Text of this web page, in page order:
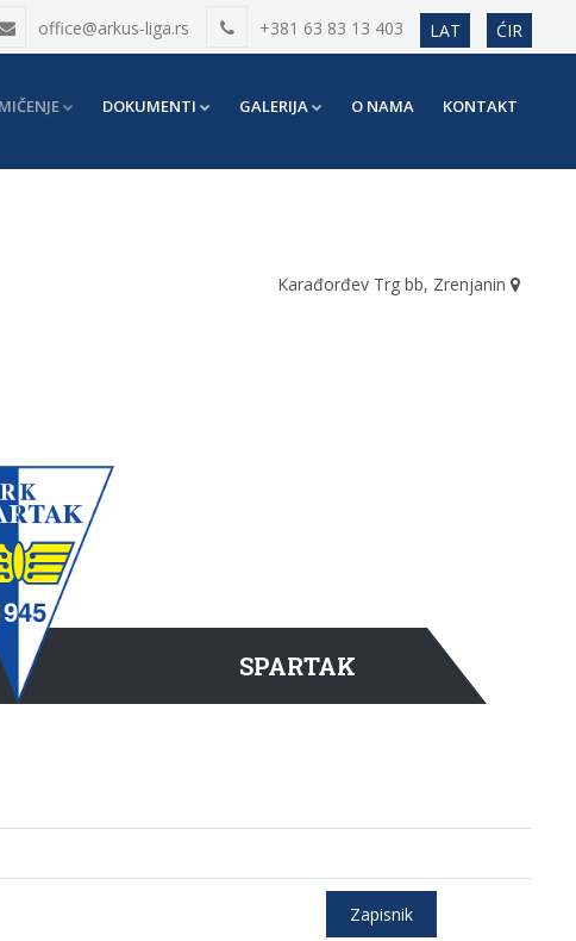
office@arkus-liga.rs +381 63 83 13 403 LAT ĆIR
DOKUMENTI GALERIJA O NAMA KONTAKT
Karađorđev Trg bb, Zrenjanin
SPARTAK
Zapisnik